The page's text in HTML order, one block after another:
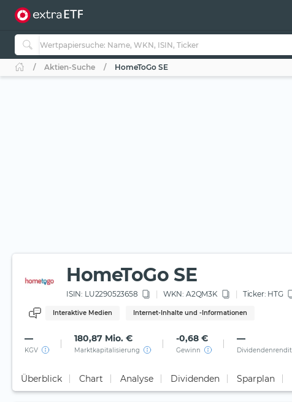
Aktien-Suche HomeToGo SE
HomeToGo SE
ISIN: LU2290523658 WKN: A2QM3K Ticker: HTG
Interaktive Medien Internet-Inhalte und -Informationen
—
KGV
180,87 Mio. €
Marktkapitalisierung
-0,68 €
Gewinn
—
Überblick Chart Analyse Dividenden Sparplan